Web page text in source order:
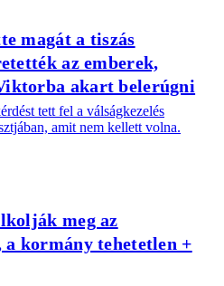
magát a tiszás
az emberek,
akart belerúgni
tett fel a válságkezelés
amit nem kellett volna.
meg az
kormány tehetetlen +